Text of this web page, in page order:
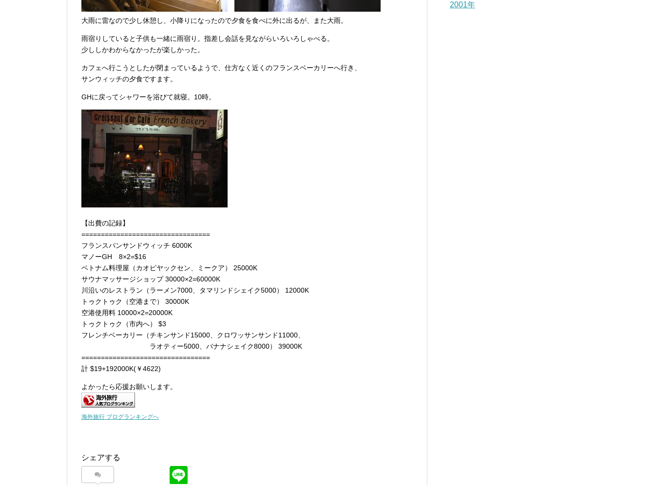
大雨に雷なので少し休憩し、小降りになったので夕食を食べに外に出るが、また大雨。
雨宿りしていると子供も一緒に雨宿り。指差し会話を見ながらいろいろしゃべる。
少ししかわからなかったが楽しかった。
カフェへ行こうとしたが閉まっているようで、仕方なく近くのフランスベーカリーへ行き、
サンウィッチの夕食ですます。
GHに戻ってシャワーを浴びて就寝。10時。
【出費の記録】
=================================
フランスパンサンドウィッチ 6000K
マノーGH 8×2=$16
ベトナム料理屋（カオピヤックセン、ミークア） 25000K
サウナマッサージショップ 30000×2=60000K
川沿いのレストラン（ラーメン7000、タマリンドシェイク5000） 12000K
トゥクトゥク（空港まで） 30000K
空港使用料 10000×2=20000K
トゥクトゥク（市内へ） $3
フレンチベーカリー（チキンサンド15000、クロワッサンサンド11000、
ラオティー5000、バナナシェイク8000） 39000K
=================================
計 $19+192000K(￥4622)
よかったら応援お願いします。
海外旅行 ブログランキングへ
シェアする
2001年